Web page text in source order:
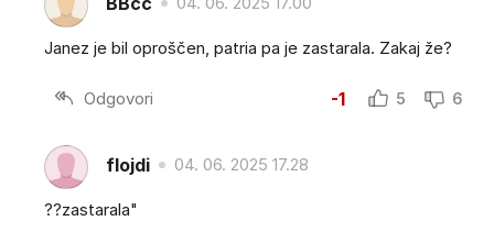
Janez je bil oproščen, patria pa je zastarala. Zakaj že?
Odgovori -1 5 6
flojdi 04. 06. 2025 17.28
??zastarala"